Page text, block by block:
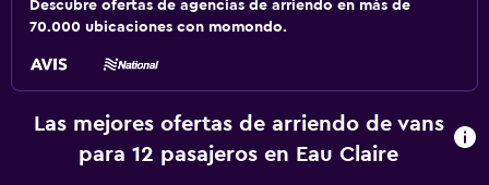
Descubre ofertas de agencias de arriendo en más de
70.000 ubicaciones con momondo.
Las mejores ofertas de arriendo de vans
para 12 pasajeros en Eau Claire